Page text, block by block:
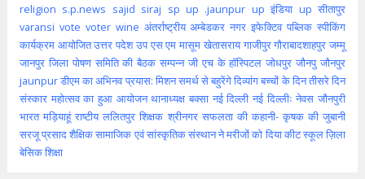
religion s.p.news sajid siraj sp up .jaunpur up इंडिया up सीतापुर
varansi vote voter wine अंतर्राष्ट्रीय अम्बेडकर नगर इफेक्टिव पब्लिक स्पीकिंग
कार्यक्रम आयोजित उत्तर पदेश उप एस एम मासूम खेतासराय गाजीपुर गौराबादशाहपुर जम्मू
जानपुर जिला पोषण समिति की बैठक सम्पन्न जी एच के हॉस्पिटल जोधपुर जौनपु जौनपुर
jaunpurडीएम का अभिनव प्रयास: मिशन समर्थ से बहुरेंगे दिव्यांग बच्चों के दिनतीसरे दिन
संस्कार महोत्सव का हुआ आयोजन थानाध्यक्ष बक्सा नई दिल्ली नई दिल्लीः नेवस जौनपुरी
भारत मड़ियाहूं राष्टीय ललितपुर शिक्षक श्रीनगर सफलता की कहानी- कृषक की जुबानी
सरजू प्रसाद शैक्षिकसामाजिक एवं सांस्कृतिक संस्थान ने मरीजों को दिया कीटस्कूलज़िला
बेसिक शिक्षा